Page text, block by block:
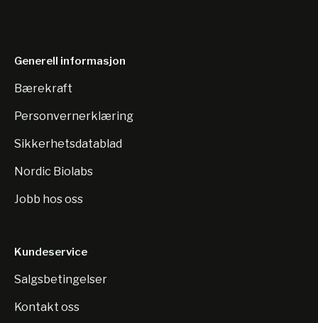
Generell informasjon
Bærekraft
Personvernerklæring
Sikkerhetsdatablad
Nordic Biolabs
Jobb hos oss
Kundeservice
Salgsbetingelser
Kontakt oss